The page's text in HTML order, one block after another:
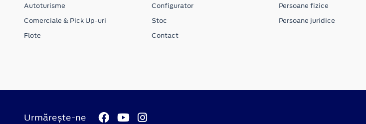
Autoturisme
Comerciale & Pick Up-uri
Flote
Configurator
Stoc
Contact
Persoane fizice
Persoane juridice
Urmărește-ne